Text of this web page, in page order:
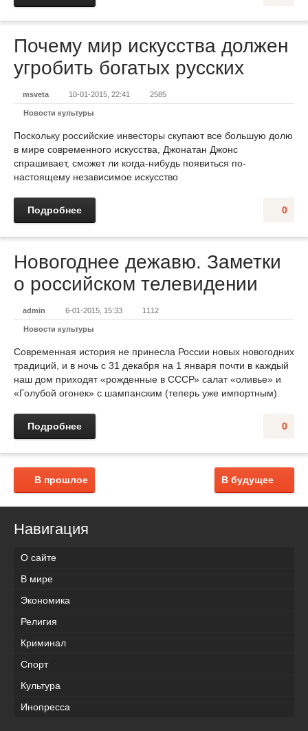
Почему мир искусства должен
угробить богатых русских
msveta 10-01-2015, 22:41 2585
Новости культуры
Поскольку российские инвесторы скупают все большую долю
в мире современного искусства, Джонатан Джонс
спрашивает, сможет ли когда-нибудь появиться по-
настоящему независимое искусство
0
Подробнее
Новогоднее дежавю. Заметки
о российском телевидении
admin 6-01-2015, 15:33 1112
Новости культуры
Современная история не принесла России новых новогодних
традиций, и в ночь с 31 декабря на 1 января почти в каждый
наш дом приходят «рожденные в СССР» салат «оливье» и
«Голубой огонек» с шампанским (теперь уже импортным).
0
Подробнее
В будущее
В прошлое
Навигация
О сайте
В мире
Экономика
Религия
Криминал
Спорт
Культура
Инопресса